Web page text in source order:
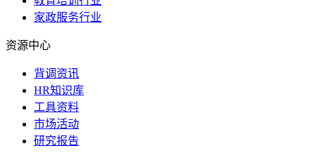
家政服务行业
资源中心
背调资讯
HR知识库
工具资料
市场活动
研究报告